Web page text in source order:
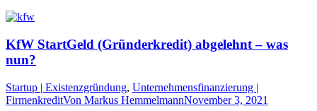
KfW StartGeld (Gründerkredit) abgelehnt – was
nun?
Startup | Existenzgründung, Unternehmensfinanzierung |
FirmenkreditVon Markus HemmelmannNovember 3, 2021